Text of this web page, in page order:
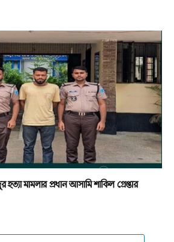
মামলার প্রধান আসামি শাকিল গ্রেপ্তার